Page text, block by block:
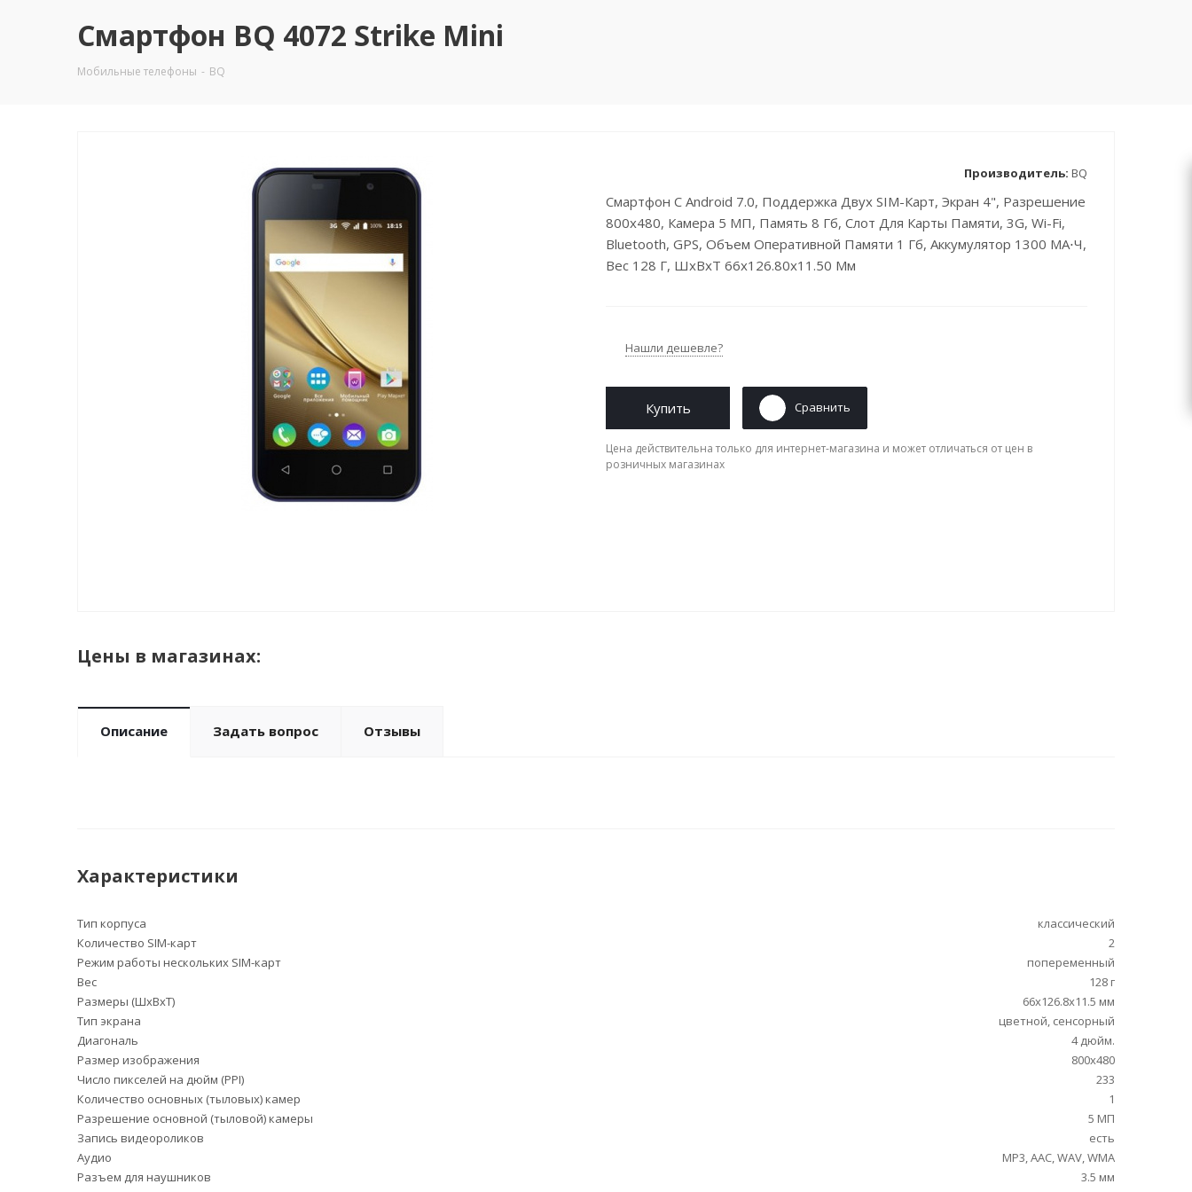
Смартфон BQ 4072 Strike Mini
Мобильные телефоны - BQ
Производитель: BQ
Смартфон С Android 7.0, Поддержка Двух SIM-Карт, Экран 4", Разрешение
800x480, Камера 5 МП, Память 8 Гб, Слот Для Карты Памяти, 3G, Wi-Fi,
Bluetooth, GPS, Объем Оперативной Памяти 1 Гб, Аккумулятор 1300 МА⋅ч,
Вес 128 Г, ШxВxТ 66x126.80x11.50 Мм
Нашли дешевле?
Купить Сравнить
Цена действительна только для интернет-магазина и может отличаться от цен в
розничных магазинах
Цены в магазинах:
Описание Задать вопрос Отзывы
Характеристики
Тип корпуса
классический
Количество SIM-карт
2
Режим работы нескольких SIM-карт
попеременный
Вес
128 г
Размеры (ШxВxТ)
66x126.8x11.5 мм
Тип экрана
цветной, сенсорный
Диагональ
4 дюйм.
Размер изображения
800x480
Число пикселей на дюйм (PPI)
233
Количество основных (тыловых) камер
1
Разрешение основной (тыловой) камеры
5 МП
Запись видеороликов
есть
Аудио
MP3, AAC, WAV, WMA
Разъем для наушников
3.5 мм